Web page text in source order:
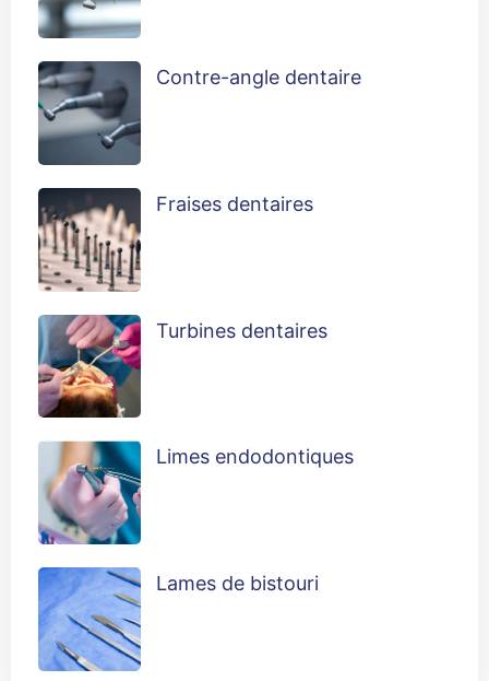
Contre-angle dentaire
Fraises dentaires
Turbines dentaires
Limes endodontiques
Lames de bistouri